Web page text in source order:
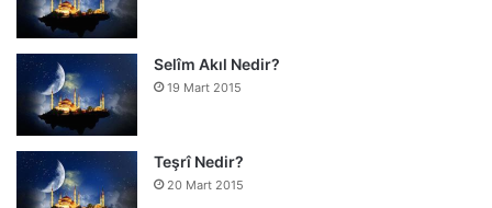
Selîm Akıl Nedir?
19 Mart 2015
Teşrî Nedir?
20 Mart 2015